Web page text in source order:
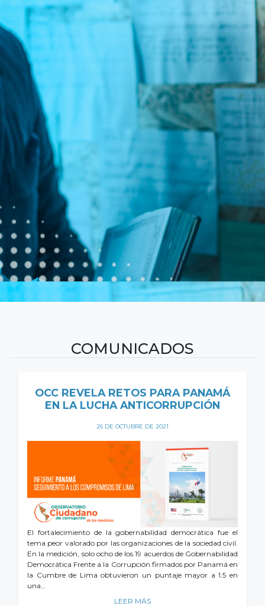
COMUNICADOS
OCC REVELA RETOS PARA PANAMÁ
EN LA LUCHA ANTICORRUPCIÓN
26 DE OCTUBRE DE 2021
El fortalecimiento de la gobernabilidad democrática fue el
tema peor valorado por las organizaciones de la sociedad civil.
En la medición, solo ocho de los 19 acuerdos de Gobernabilidad
Democrática Frente a la Corrupción firmados por Panamá en
la Cumbre de Lima obtuvieron un puntaje mayor a 1.5 en
una…
LEER MÁS